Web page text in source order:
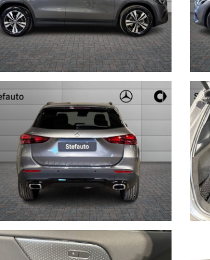
distronic
MINIMO DI 5000€ (FONTE EUROTAX BLU)
e per ricevere tutte le nostre offerte e rimanere
anno di immatricolazione, chilometri, accessori
non uniformità dei dati
dello specifico veicolo.
incongruenze che non rappresentano